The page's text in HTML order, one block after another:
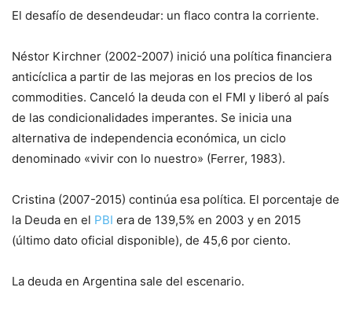
El desafío de desendeudar: un flaco contra la corriente.
Néstor Kirchner (2002-2007) inició una política financiera
anticíclica a partir de las mejoras en los precios de los
commodities. Canceló la deuda con el FMI y liberó al país
de las condicionalidades imperantes. Se inicia una
alternativa de independencia económica, un ciclo
denominado «vivir con lo nuestro» (Ferrer, 1983).
Cristina (2007-2015) continúa esa política. El porcentaje de
la Deuda en el PBI era de 139,5% en 2003 y en 2015
(último dato oficial disponible), de 45,6 por ciento.
La deuda en Argentina sale del escenario.